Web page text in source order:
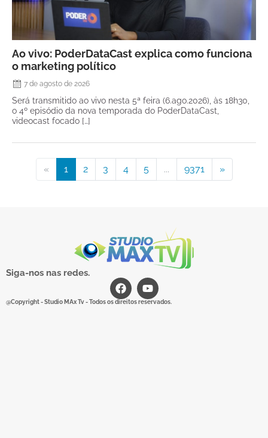
Ao vivo: PoderDataCast explica como funciona
o marketing político
7 de agosto de 2026
Será transmitido ao vivo nesta 5ª feira (6.ago.2026), às 18h30,
o 4º episódio da nova temporada do PoderDataCast,
videocast focado […]
« 1 2 3 4 5 ... 9371 »
Siga-nos nas redes.
@Copyright - Studio MAx Tv - Todos os direitos reservados.